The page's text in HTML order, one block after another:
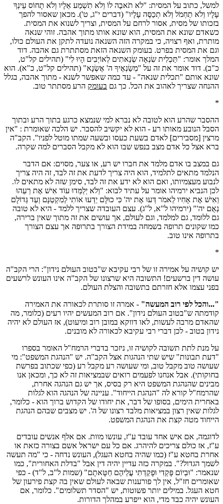
למשל, כתוב על המסית: "לֹא תֹאבֶה לוֹ וְלֹא תִשְׁמַע אֵלָיו וְלֹא תָחוֹס עֵינְךָ
עָלָיו וְלֹא תַחְמֹל וְלֹא תְכַסֶּה עָלָיו" (דברים י"ג, ט'). מכאן שאסור להפך
בזכותו של מסית, אסור לרחם על המסית, וצריך לשנוא את המסית.
כשאדם שונא את המסית, הוא שונא אותו מתוך אהבה. זוהי שנאה
מותרת, ואף רצויה, כי במקרה הזה השנאה נועדה לתקן את העולם כולו,
וגם את המסית בפרט. בעומק השנאה הזאת מסתתרת גם אהבה. דוד
המלך אומר: "תַּכְלִית שִׂנְאָה שְׂנֵאתִים לְאוֹיְבִים הָיוּ לִי" (תהילים קל"ט,
כ"ב). דוד אומר את זה על "מְשַׂנְאֶיךָ ה' אֶשְׂנָא" (תהילים קל"ט, כ"א). הוא
שונא אותם "תכלית שנאה" - עד כמה שאפשר לשנא - מתוך אהבה, בגלל
ההנחה שצריך לאהוב את הכל. כך גם בעומק הרע מסתתר טוב.
*
ההסבר שהרע הוא לטובה לא נברא למי שנמצא כרגע בתוך הרע ובתוך
הסבל הנובע מאותו רע - הוא לא יקשיב להסבר. יש הלכה שאומרת : "אין
מרצין [מסבירים] לאדם בשעת כעסו ובשעה שמתו מוטל לפניו". הקב"ה
ברא אצל כל אדם מצב בנפש שבו הוא לא מקבל הסברים למה שקרה.
גם במצב בו אדם מלמד את חברו יש רע, או צער, מסוים: אם הדבר
הנלמד מתאים לתלמיד, הוא היה צריך לדעת את זה לבד, זה היה צריך
לנבוע מעצמיותו, ואם הוא לא ידע את זה לבד, סימן שזה לא מתאים לו.
לכן הנביא ירמיהו אומר על עתיד לבוא: "וְלֹא יְלַמְּדוּ עוֹד אִישׁ אֶת רֵעֵהוּ
וְאִישׁ אֶת אָחִיו לֵאמֹר דְּעוּ אֶת יה' כִּי כוּלָּם יֵדְעוּ אוֹתִי לְמִקְטַנָּם וְעַד גְּדוֹלָם
נְאֻם יה'" (ירמיהו ל"א, ל"ג). עצם העובדה שצריך ללמד - היא לא טובה
גם ללומד, גם למלמד, וגם לעולם, אך עושים את זה מתוך שאין ברירה,
כמו שקונים תרופה בשמחה במידת הצורך בתרופה אך עצם הצורך
בתרופה אינו טוב.
*
יש קושיה על אמירה זו של רבי עקיבא ש"בטוב העולם נידון": הרי הקב"ה
עושה דין ברשעים! התשובה היא שרצונו של הקב"ה אינו העונש לרשעים
בפני עצמו אלא חזרתם בתשובה והצלת העולם.
"...והכל לפי רוב המעשה" - אמרה זו סותרת לכאורה את האמירה
קודמתה ש"בטוב העולם נידון". אם רוב המעשים יהיו רעים (כלומר, מה
שהאדם מרבה לעשות, לאו דווקא במובן רוב ומיעוט), אז העולם לא יהיה
נידון בטוב - לכן דברי רבי עקיבא לכאורה לא מובנים.
על מנת לתת תשובה לקושיה זו, ניזכר בדברי הרמח"ל האומר בספרו
"דעת תבונות" שיש שתי הנהגות אצל הקב"ה. יש "הנהגת המשפט": מי
שעושה טוב מקבל טוב, ומי שעושה רע מקבל רע (כפי שכתוב בפרשת
בחוקותי). אבל אנחנו לפעמים רואים שבמציאות זה לא כך, ומכאן אנו
מבינים שהנהגת המשפט היא רק בסיס, אך יש גם הנהגה אחרת,
שהרמח"ל קורא לה "הנהגת הייחוד". עניינה של הנהגה הוא לגלות
באחרית הימים, בסופו של דבר, את יחודו של הקדוש ברוך הוא - כלומר,
לגלות שאין רצון במציאות מלבד רצונו של ה'. יש מצבים שבהם הנהגת
הייחוד מטה קצת את הנהגת המשפט.
לדוגמה, אם איש אחד עובד ע"ז, עונשו מוות. אם אלף אנשים עובדים
ע"ז, אז כולם צריכים להיהרג. אם כל עם ישראל אשם בצורה כזאת או
אחרת בחטא ע"ז (כמו שהיה בחטא העגל), העונש נדחה - כי "מה תעשה
לשמך הגדול?". במקרה כזה עדיין יהיה דין אבל "בדלת האחורית", כמו
שנאמר: "וּבְיוֹם פָּקְדִי וּפָקַדְתִּי עֲלֵיהֶם חַטָּאתָם" (שמות ל"ב, ל"ד) - כפי
שאומרים חז"ל, אין לך פורענות שבאה לעולם שאין בה קצת פירעון של
חטא העגל. במילים יותר פשוטות, יש "הסדר תשלומים". כלומר, אם
העונש יהיה כבד מדי, הוא ייפרע במהלך הדורות.